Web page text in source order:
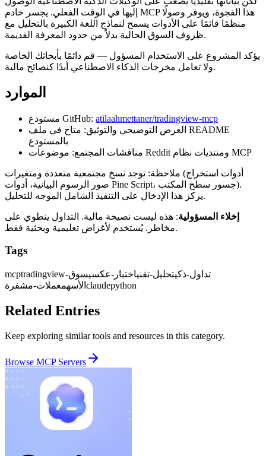
إليها في الوقت الفعلي. يجسر خادم MCP هذا الفجوة، ويوفر وصولًا
منظمًا قائمًا على الأدوات يسمح لنماذج اللغة الكبيرة بالتحليل مع
ظروف السوق الحالية بدلاً من حدود المعرفة القديمة.
يؤكد المشروع على الاستخدام المسؤول — قم دائمًا بأبحاثك الخاصة
ولا تعامل مخرجات الذكاء الاصطناعي أبدًا كنصائح مالية.
الموارد
مستودع GitHub: atilaahmettaner/tradingview-mcp
العرض التوضيحي والتوثيق: متاح في ملف README
بالمستودع
مناقشات المجتمع: موضوعات Reddit ومنتديات نظام MCP
ملاحظة: توجد نسخ مجتمعية متعددة ومتغيرات (أدوات استخراج
صور الرسوم البيانية، أدوات Pine Script، جسور سطح المكتب).
يركز هذا الإدخال على التنفيذ الشامل الموجه للتحليل.
إخلاء المسؤولية: هذه ليست نصيحة مالية. التداول ينطوي على
مخاطر. يُستخدم لأغراض تعليمية وبحثية فقط.
Tags
mcptradingview تداول-ذكيتحليل-تقنياختبار-عكسيسوق-
الأسهمعملات-مشفرة claudepython
Related Entries
Keep exploring similar tools and resources in this category.
Browse MCP Servers